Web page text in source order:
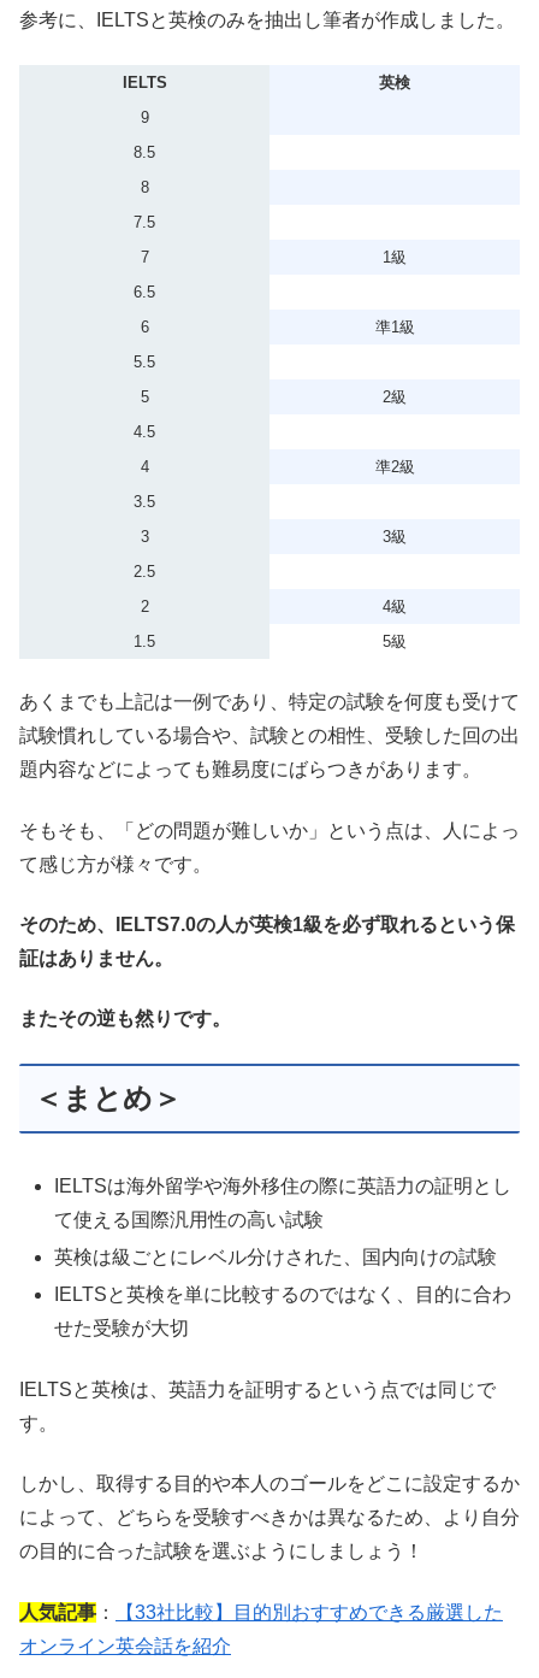
参考に、IELTSと英検のみを抽出し筆者が作成しました。
IELTS
英検
9
8.5
8
7.5
7
1級
6.5
6
準1級
5.5
5
2級
4.5
4
準2級
3.5
3
3級
2.5
2
4級
1.5
5級
あくまでも上記は一例であり、特定の試験を何度も受けて
試験慣れしている場合や、試験との相性、受験した回の出
題内容などによっても難易度にばらつきがあります。
そもそも、「どの問題が難しいか」という点は、人によっ
て感じ方が様々です。
そのため、IELTS7.0の人が英検1級を必ず取れるという保
証はありません。
またその逆も然りです。
＜まとめ＞
IELTSは海外留学や海外移住の際に英語力の証明とし
て使える国際汎用性の高い試験
英検は級ごとにレベル分けされた、国内向けの試験
IELTSと英検を単に比較するのではなく、目的に合わ
せた受験が大切
IELTSと英検は、英語力を証明するという点では同じで
す。
しかし、取得する目的や本人のゴールをどこに設定するか
によって、どちらを受験すべきかは異なるため、より自分
の目的に合った試験を選ぶようにしましょう！
人気記事 ：
【33社比較】目的別おすすめできる厳選した
オンライン英会話を紹介